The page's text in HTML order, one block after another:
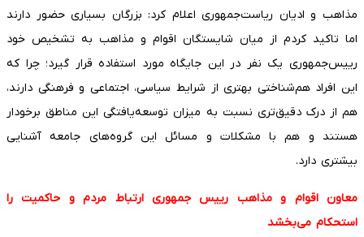
مذاهب و ادیان ریاست‌جمهوری اعلام کرد: بزرگان بسیاری حضور دارند
اما تاکید کردم از میان شایستگان اقوام و مذاهب به تشخیص خود
رییس‌جمهوری یک نفر در این جایگاه مورد استفاده قرار گیرد؛ چرا که
این افراد هم‌شناختی بهتری از شرایط سیاسی، اجتماعی و فرهنگی دارند،
هم از درک دقیق‌تری نسبت به میزان توسعه‌یافتگی این مناطق برخودار
هستند و هم با مشکلات و مسائل این گروه‌های جامعه آشنایی
بیشتری دارد.
معاون اقوام و مذاهب رییس جمهوری ارتباط مردم و حاکمیت را
استحکام می‌بخشد